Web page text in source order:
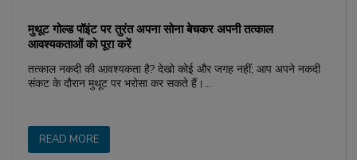
मुथूट गोल्ड पॉइंट पर तुरंत अपना सोना बेचकर अपनी तत्काल
आवश्यकताओं को पूरा करें
तत्काल नकदी की आवश्यकता है? देखो कोई और जगह नहीं; आप अपने नकदी
संकट के दौरान मुथूट पर भरोसा कर सकते हैं।…
READ MORE